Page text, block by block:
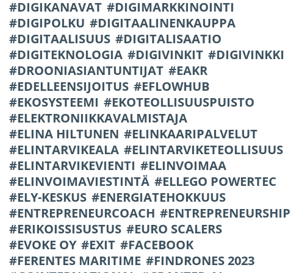
DIGIKANAVAT
DIGIMARKKINOINTI
DIGIPOLKU
DIGITAALINENKAUPPA
DIGITAALISUUS
DIGITALISAATIO
DIGITEKNOLOGIA
DIGIVINKIT
DIGIVINKKI
DROONIASIANTUNTIJAT
EAKR
EDELLEENSIJOITUS
EFLOWHUB
EKOSYSTEEMI
EKOTEOLLISUUSPUISTO
ELEKTRONIIKKAVALMISTAJA
ELINA HILTUNEN
ELINKAARIPALVELUT
ELINTARVIKEALA
ELINTARVIKETEOLLISUUS
ELINTARVIKEVIENTI
ELINVOIMAA
ELINVOIMAVIESTINTÄ
ELLEGO POWERTEC
ELY-KESKUS
ENERGIATEHOKKUUS
ENTREPRENEURCOACH
ENTREPRENEURSHIP
ERIKOISSISUSTUS
EURO SCALERS
EVOKE OY
EXIT
FACEBOOK
FERENTES MARITIME
FINDRONES 2023